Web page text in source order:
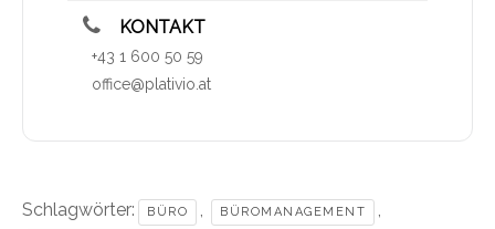
KONTAKT
+43 1 600 50 59
office@plativio.at
Schlagwörter: BÜRO , BÜROMANAGEMENT ,